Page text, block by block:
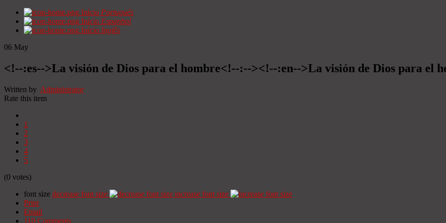
Início Portugués
Início Espanhol
Início Inglês
06 May
<!--:es-->La visión de Dios para el hombre<!--:--><!--:en-->La visión de Dios para el
Written by Administrator
Rate this item
1
2
3
4
5
(0 votes)
font size decrease font size
increase font size
Print
Email
110 Comments